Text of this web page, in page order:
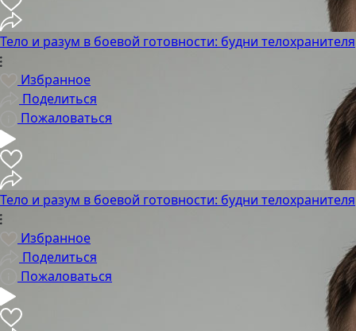
Тело и разум в боевой готовности: будни телохранителя
Избранное
Поделиться
Пожаловаться
Тело и разум в боевой готовности: будни телохранителя
Избранное
Поделиться
Пожаловаться